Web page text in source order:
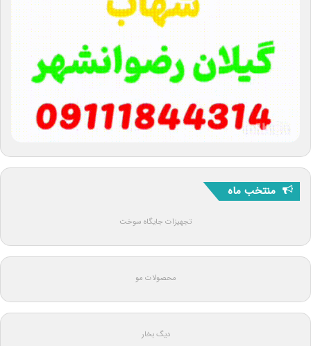
منتخب ماه
تجهیزات جایگاه سوخت
محصولات مو
دیگ بخار